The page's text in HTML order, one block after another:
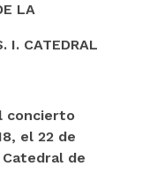
LA
I. CATEDRAL
concierto
el 22 de
Catedral de